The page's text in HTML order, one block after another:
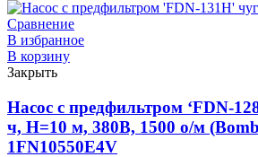
Сравнение
В избранное
В корзину
Закрыть
Насос с предфильтром ‘FDN-
ч, Н=10 м, 380В, 1500 о/м
1FN10550E4V